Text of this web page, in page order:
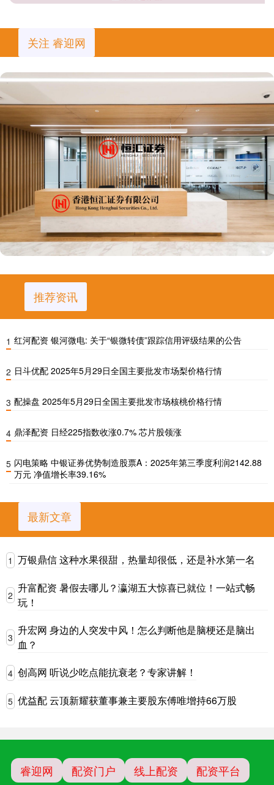
关注 睿迎网
推荐资讯
1 红河配资 银河微电: 关于“银微转债”跟踪信用评级结果的公告
2 日斗优配 2025年5月29日全国主要批发市场梨价格行情
3 配操盘 2025年5月29日全国主要批发市场核桃价格行情
4 鼎泽配资 日经225指数收涨0.7% 芯片股领涨
5 闪电策略 中银证券优势制造股票A：2025年第三季度利润2142.88
万元 净值增长率39.16%
最新文章
1 万银鼎信 这种水果很甜，热量却很低，还是补水第一名
2
升富配资 暑假去哪儿？瀛湖五大惊喜已就位！一站式畅
玩！
3
升宏网 身边的人突发中风！怎么判断他是脑梗还是脑出
血？
4 创高网 听说少吃点能抗衰老？专家讲解！
5 优益配 云顶新耀获董事兼主要股东傅唯增持66万股
睿迎网 配资门户 线上配资 配资平台